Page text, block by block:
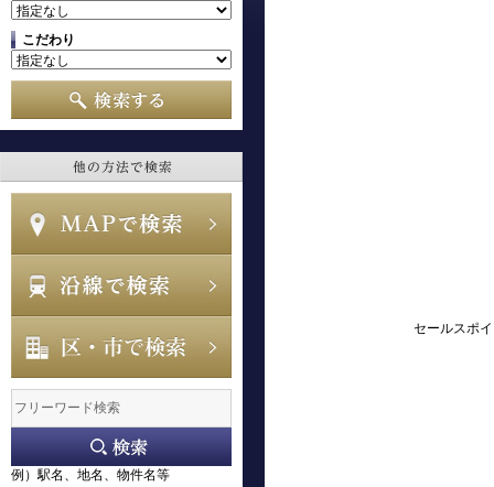
こだわり
例）駅名、地名、物件名等
セールスポ